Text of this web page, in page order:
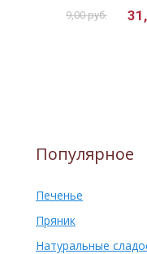
9,00 руб.
Популярное
Печенье
Пряник
Натуральные